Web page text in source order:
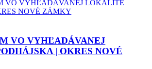
VO VYHĽADÁVANEJ
| OKRES NOVÉ